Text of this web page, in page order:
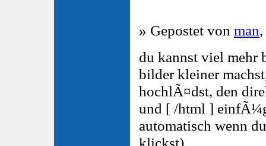
» Gepostet von man
du kannst viel mehr
bilder kleiner
hochlÃ¤dst, den
und [ /html ]
automatisch wenn
klickst)